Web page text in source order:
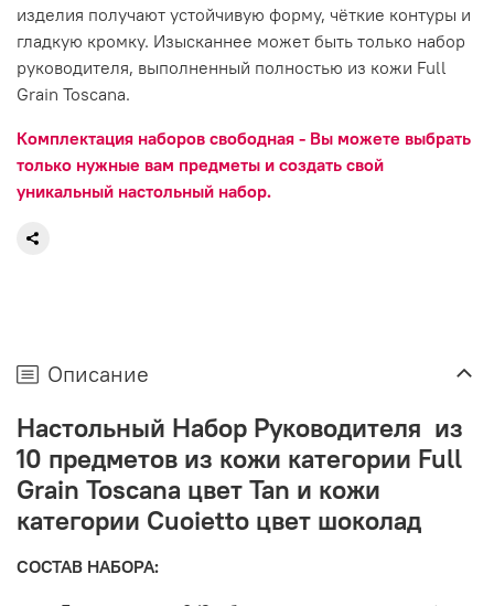
изделия получают устойчивую форму, чёткие контуры и
гладкую кромку. Изысканнее может быть только набор
руководителя, выполненный полностью из кожи Full
Grain Toscana.
Комплектация наборов свободная - Вы можете выбрать
только нужные вам предметы и создать свой
уникальный настольный набор.
Описание
Настольный Набор Руководителя из
10 предметов из кожи категории Full
Grain Toscana цвет Tan и кожи
категории Cuoietto цвет шоколад
СОСТАВ НАБОРА: